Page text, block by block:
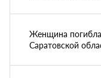
Женщина
Саратовской